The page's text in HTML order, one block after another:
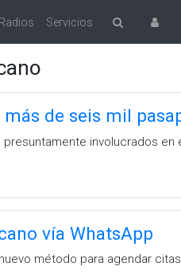
Radios Servicios
de seis mil
presuntamente involucrados
vía WhatsApp
método para agendar